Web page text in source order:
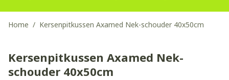
Home / Kersenpitkussen Axamed Nek-schouder 40x50cm
Kersenpitkussen Axamed Nek-
schouder 40x50cm